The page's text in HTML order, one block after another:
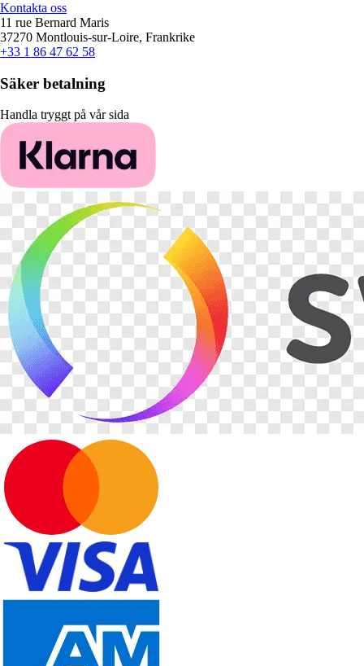
Kontakta oss
11 rue Bernard Maris
37270 Montlouis-sur-Loire, Frankrike
+33 1 86 47 62 58
Säker betalning
Handla tryggt på vår sida